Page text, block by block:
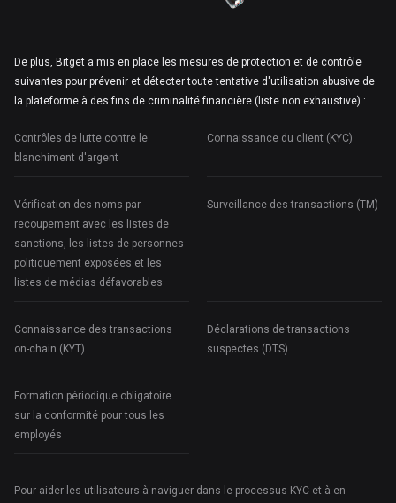
De plus, Bitget a mis en place les mesures de protection et de contrôle
suivantes pour prévenir et détecter toute tentative d'utilisation abusive de
la plateforme à des fins de criminalité financière (liste non exhaustive) :
Contrôles de lutte contre le
blanchiment d'argent
Connaissance du client (KYC)
Vérification des noms par
recoupement avec les listes de
sanctions, les listes de personnes
politiquement exposées et les
listes de médias défavorables
Surveillance des transactions (TM)
Connaissance des transactions
on-chain (KYT)
Déclarations de transactions
suspectes (DTS)
Formation périodique obligatoire
sur la conformité pour tous les
employés
Pour aider les utilisateurs à naviguer dans le processus KYC et à en